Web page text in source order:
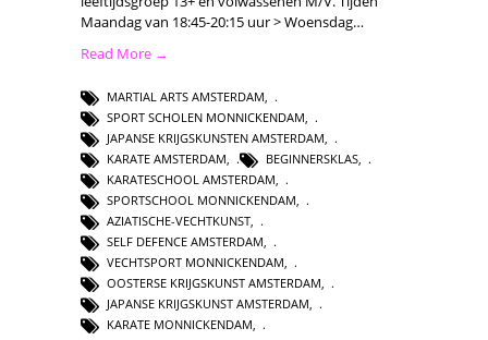
Maandag van 18:45-20:15 uur > Woensdag…
Read More →
MARTIAL ARTS AMSTERDAM
SPORT SCHOLEN MONNICKENDAM
JAPANSE KRIJGSKUNSTEN AMSTERDAM
KARATE AMSTERDAM
BEGINNERSKLAS
KARATESCHOOL AMSTERDAM
SPORTSCHOOL MONNICKENDAM,
AZIATISCHE-VECHTKUNST,
SELF DEFENCE AMSTERDAM,
VECHTSPORT MONNICKENDAM,
OOSTERSE KRIJGSKUNST AMSTERDAM,
JAPANSE KRIJGSKUNST AMSTERDAM,
KARATE MONNICKENDAM,